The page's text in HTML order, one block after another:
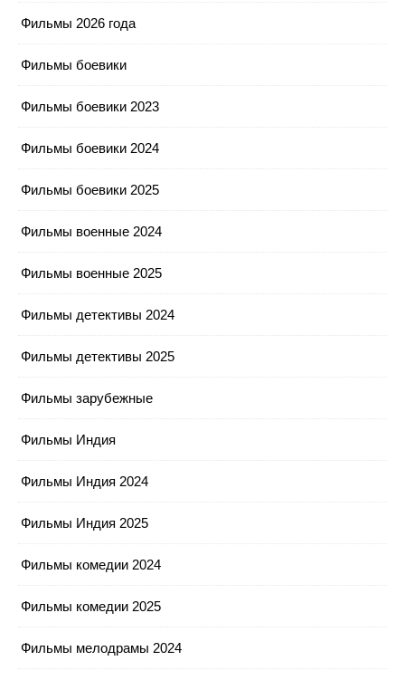
Фильмы 2026 года
Фильмы боевики
Фильмы боевики 2023
Фильмы боевики 2024
Фильмы боевики 2025
Фильмы военные 2024
Фильмы военные 2025
Фильмы детективы 2024
Фильмы детективы 2025
Фильмы зарубежные
Фильмы Индия
Фильмы Индия 2024
Фильмы Индия 2025
Фильмы комедии 2024
Фильмы комедии 2025
Фильмы мелодрамы 2024